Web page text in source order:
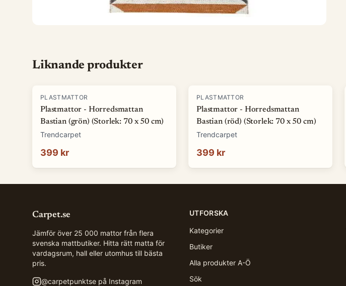
Liknande produkter
PLASTMATTOR
Plastmattor - Horredsmattan
Bastian (grön) (Storlek: 70 x 50 cm)
Trendcarpet
399 kr
PLASTMATTOR
Plastmattor - Horredsmattan
Bastian (röd) (Storlek: 70 x 50 cm)
Trendcarpet
399 kr
Carpet.se
Jämför över 25 000 mattor från flera
svenska mattbutiker. Hitta rätt matta för
vardagsrum, hall eller utomhus till bästa
pris.
@carpetpunktse på Instagram
UTFORSKA
Kategorier
Butiker
Alla produkter A-Ö
Sök